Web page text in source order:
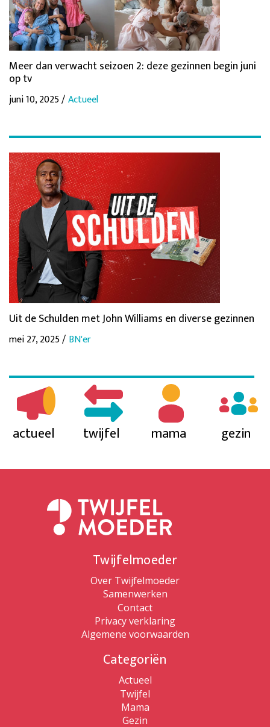
Meer dan verwacht seizoen 2: deze gezinnen begin juni
op tv
juni 10, 2025 /Actueel
Uit de Schulden met John Williams en diverse gezinnen
mei 27, 2025 / BN'er
actueel twijfel mama gezin
Twijfelmoeder
Over Twijfelmoeder
Samenwerken
Contact
Privacy verklaring
Algemene voorwaarden
Categoriën
Actueel
Twijfel
Mama
Gezin